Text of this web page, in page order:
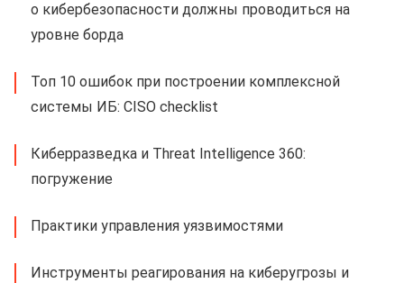
о кибербезопасности должны проводиться на
уровне борда
Топ 10 ошибок при построении комплексной
системы ИБ: CISO checklist
Киберразведка и Threat Intelligence 360:
погружение
Практики управления уязвимостями
Инструменты реагирования на киберугрозы и